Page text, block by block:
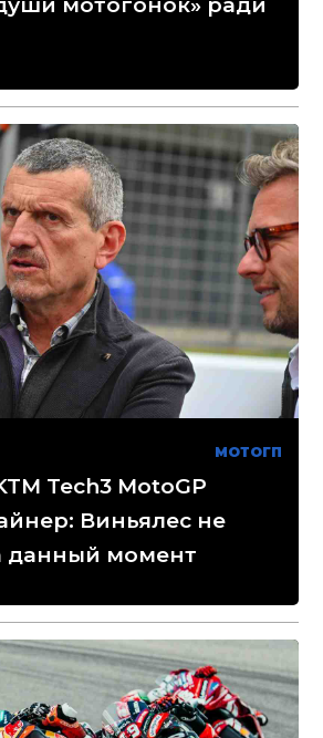
МОТОГП
Tech3 MotoGP
Виньялес не
данный момент